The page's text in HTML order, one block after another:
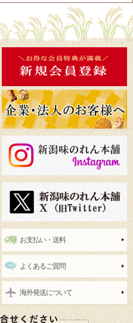
お支払い・送料
よくあるご質問
海外発送について